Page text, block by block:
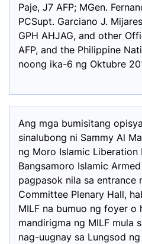
Paje, J7 AFP; MGen.
PCSupt. Garciano J.
GPH AHJAG, and other
AFP, and the Philippine
noong ika-6 ng Oktubre
Ang mga bumisitang
sinalubong ni Sammy Al
ng Moro Islamic Liberation
Bangsamoro Islamic
pagpasok nila sa entrance
Committee Plenary Hall,
MILF na bumuo ng foyer o
mandirigma ng MILF mula
nag-uugnay sa Lungsod